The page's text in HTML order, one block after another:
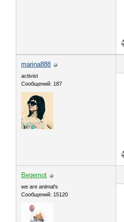
marina888
activist
Сообщений: 187
Begemot
we are animal's
Сообщений: 15120